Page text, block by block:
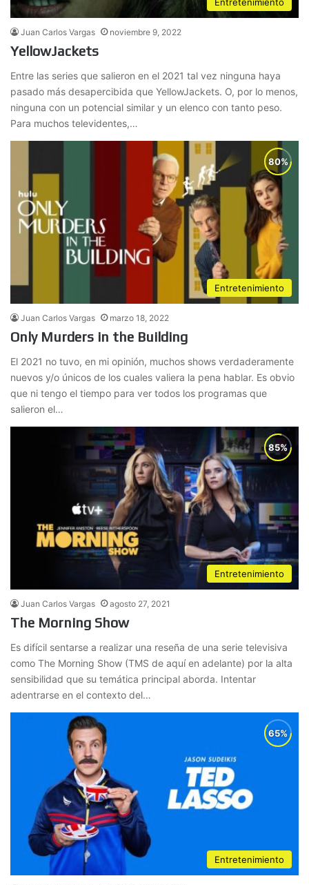
Juan Carlos Vargas noviembre 9, 2022
YellowJackets
Entre las series que salieron en el 2021 tal vez ninguna haya
pasado más desapercibida que YellowJackets. O, por lo menos,
ninguna con un potencial similar y un elenco con tanto peso.
Para muchos televidentes,…
Entretenimiento
Juan Carlos Vargas marzo 18, 2022
Only Murders in the Building
El 2021 no tuvo, en mi opinión, muchos shows verdaderamente
nuevos y/o únicos de los cuales valiera la pena hablar. Es obvio
que ni tengo el tiempo para ver todos los programas que
salieron el…
Entretenimiento
Juan Carlos Vargas agosto 27, 2021
The Morning Show
Es difícil sentarse a realizar una reseña de una serie televisiva
como The Morning Show (TMS de aquí en adelante) por la alta
sensibilidad que su temática principal aborda. Intentar
adentrarse en el contexto del…
Entretenimiento